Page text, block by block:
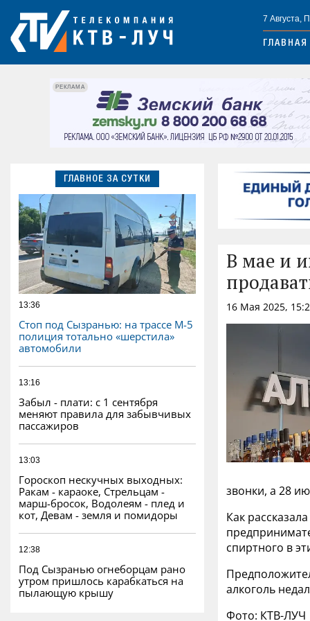
7 Августа,
ГЛАВНАЯ
РЕКЛАМА
ГЛАВНОЕ ЗА СУТКИ
13:36
Стоп под Сызранью: на трассе М-5
полиция тотально «шерстила»
автомобили
13:16
Забыл - плати: с 1 сентября
меняют правила для забывчивых
пассажиров
13:03
Гороскоп нескучных выходных:
Ракам - караоке, Стрельцам -
марш-бросок, Водолеям - плед и
кот, Девам - земля и помидоры
12:38
Под Сызранью огнеборцам рано
утром пришлось карабкаться на
пылающую крышу
В мае и
16 Мая 2025,
звонки, а 28
Как
спиртного в
алкоголь
Фото: КТВ-ЛУЧ